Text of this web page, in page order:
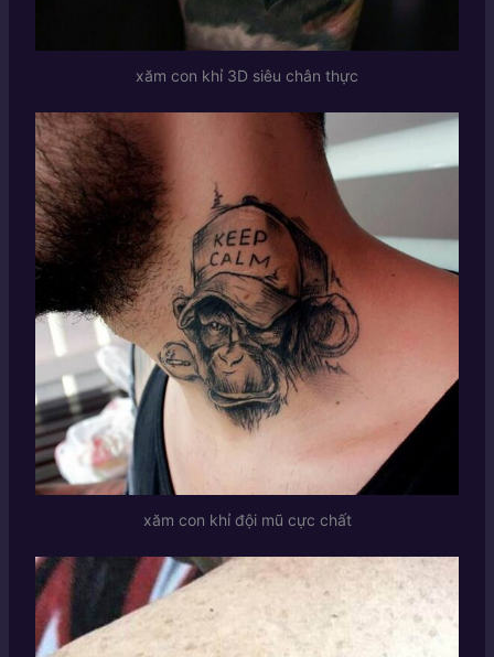
xăm con khỉ 3D siêu chân thực
xăm con khỉ đội mũ cực chất